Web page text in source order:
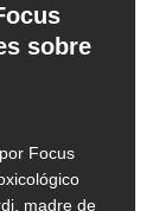
sobre
Focus
madre de